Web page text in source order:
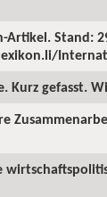
Stand:
gefasst.